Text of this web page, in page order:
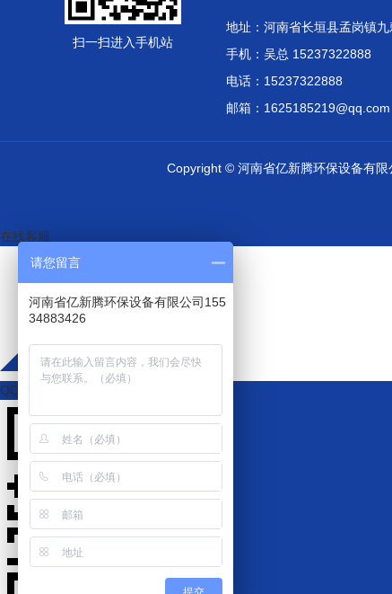
扫一扫进入手机站
地址：河南省长垣县孟岗镇
手机：吴总 15237322888
电话：15237322888
邮箱：1625185219@qq.com
Copyright © 河南省亿新腾环保设备有
请您留言
河南省亿新腾环保设备有限公司155
34883426
在线客服
QQ咨询